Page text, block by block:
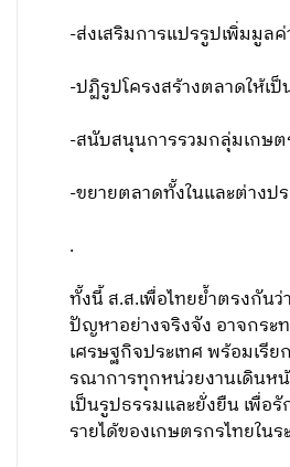
-ส่งเสริมการแปรรูปเพิ่มมูลค่
-ปฏิรูปโครงสร้างตลาดให้เป็
-สนับสนุนการรวมกลุ่มเกษ
-ขยายตลาดทั้งในและต่างปร
.
ทั้งนี้ ส.ส.เพื่อไทยย้ำตรงกันว่
ปัญหาอย่างจริงจัง อาจกระ
เศรษฐกิจประเทศ พร้อมเรีย
รณาการทุกหน่วยงานเดินห
เป็นรูปธรรมและยั่งยืน เพื่อ
รายได้ของเกษตรกรไทยในร